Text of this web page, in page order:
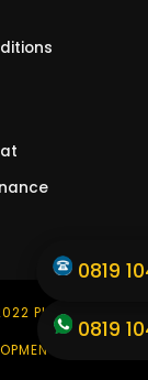
0819
0819
PUSAT ALAT
BY LUSMO